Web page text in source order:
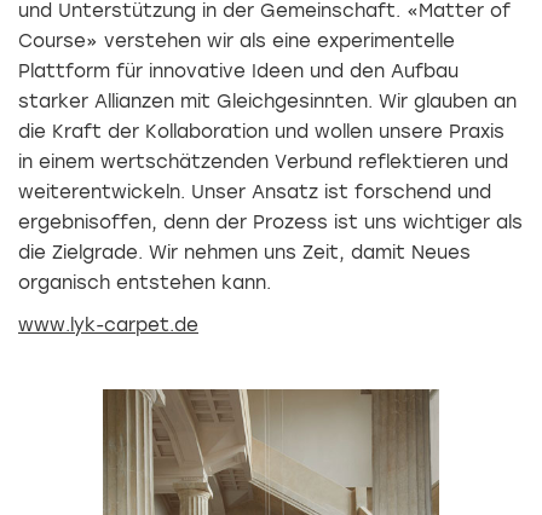
und Unterstützung in der Gemeinschaft. «Matter of
Course» verstehen wir als eine experimentelle
Plattform für innovative Ideen und den Aufbau
starker Allianzen mit Gleichgesinnten. Wir glauben an
die Kraft der Kollaboration und wollen unsere Praxis
in einem wertschätzenden Verbund reflektieren und
weiterentwickeln. Unser Ansatz ist forschend und
ergebnisoffen, denn der Prozess ist uns wichtiger als
die Zielgrade. Wir nehmen uns Zeit, damit Neues
organisch entstehen kann.
www.lyk-carpet.de